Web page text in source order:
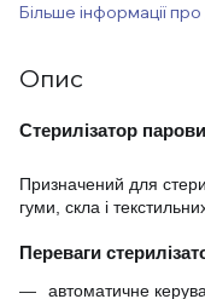
Більше інформації
Опис
Стерилізатор
Призначений для
гуми, скла і
Переваги
автоматичне